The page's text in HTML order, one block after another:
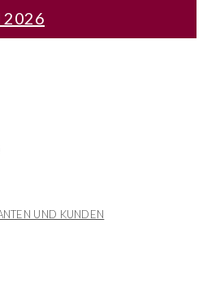
2026
UND KUNDEN